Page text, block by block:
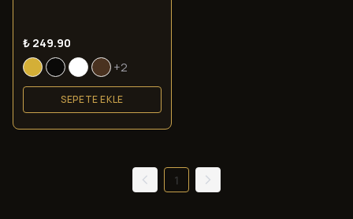
₺ 249.90
+2
SEPETE EKLE
1